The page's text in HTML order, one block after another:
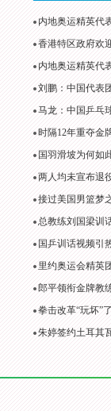
内地奥运精英代
香港特区政府欢
内地奥运精英代
刘鹏：中国代表
马龙：中国乒乓
时隔12年重夺金
国羽滑坡为何如
两人均未宣布退
接过美国男篮梦
总教练刘国梁训
国乒训话视频引
里约奥运会精英
郎平领衔金牌教
拳击改革“玩坏”
朱婷签约土耳其